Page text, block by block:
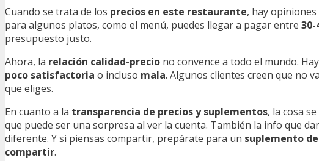
Cuando se trata de los precios en este restaurante, hay
para algunos platos, como el menú, puedes llegar a pagar entre 30-
presupuesto justo.
Ahora, la relación calidad-precio no convence a todo el mundo.
poco satisfactoria o incluso mala. Algunos clientes creen que no
que eliges.
En cuanto a la transparencia de precios y suplementos, la cosa
que puede ser una sorpresa al ver la cuenta. También la info que
diferente. Y si piensas compartir, prepárate para un suplemento
compartir.